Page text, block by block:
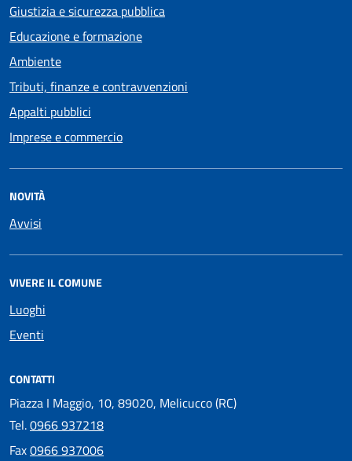
Giustizia e sicurezza pubblica
Educazione e formazione
Ambiente
Tributi, finanze e contravvenzioni
Appalti pubblici
Imprese e commercio
NOVITÀ
Avvisi
VIVERE IL COMUNE
Luoghi
Eventi
CONTATTI
Piazza I Maggio, 10, 89020, Melicucco (RC)
Tel.0966 937218
Fax0966 937006